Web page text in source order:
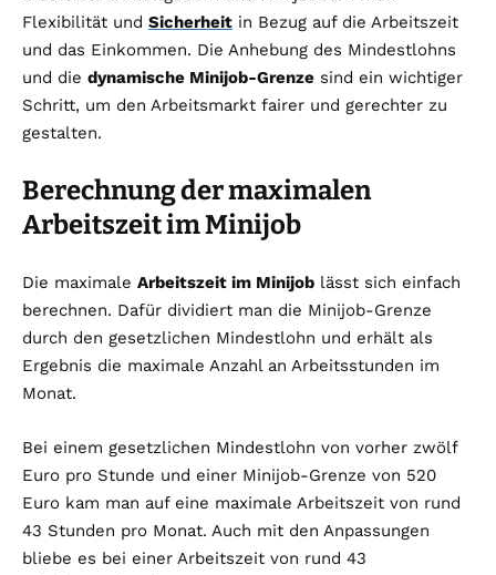
Flexibilität und Sicherheit in Bezug auf die Arbeitszeit
und das Einkommen. Die Anhebung des Mindestlohns
und die dynamische Minijob-Grenze sind ein wichtiger
Schritt, um den Arbeitsmarkt fairer und gerechter zu
gestalten.
Berechnung der maximalen
Arbeitszeit im Minijob
Die maximale Arbeitszeit im Minijob lässt sich einfach
berechnen. Dafür dividiert man die Minijob-Grenze
durch den gesetzlichen Mindestlohn und erhält als
Ergebnis die maximale Anzahl an Arbeitsstunden im
Monat.
Bei einem gesetzlichen Mindestlohn von vorher zwölf
Euro pro Stunde und einer Minijob-Grenze von 520
Euro kam man auf eine maximale Arbeitszeit von rund
43 Stunden pro Monat. Auch mit den Anpassungen
bliebe es bei einer Arbeitszeit von rund 43